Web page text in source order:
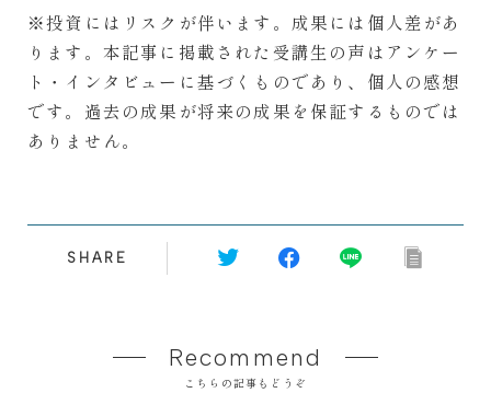
※投資にはリスクが伴います。成果には個人差があ
ります。本記事に掲載された受講生の声はアンケー
ト・インタビューに基づくものであり、個人の感想
です。過去の成果が将来の成果を保証するものでは
ありません。
SHARE
Recommend
こちらの記事もどうぞ